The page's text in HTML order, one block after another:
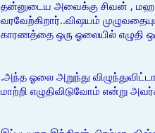
தன்னுடைய அவைக்கு சிவன் ,
வரவேற்கிறார்..விஷயம்
காரணத்தை ஒரு ஓலையில் எழுதி
.அந்த ஓலை அறுந்து
மாற்றி எழுதிவிடுவோம் என்று